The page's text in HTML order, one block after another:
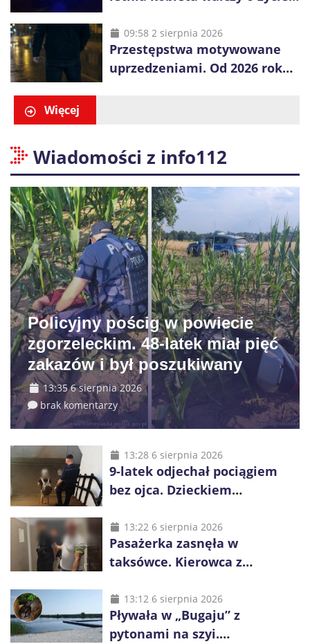
obywatela Ukrainy
09:58 2 sierpnia 2026
Przestępstwa motywowane
uprzedzeniami. Od 2026 roku
Więcej
Wiadomości z info112
Policyjny pościg w powiecie
zgorzeleckim. 48-latek miał pięć
zakazów i był poszukiwany
13:35 6 sierpnia 2026
brak komentarzy
13:28 6 sierpnia 2026
9-latek odjechał pociągiem
bez ojca. Dzieckiem
i kierownik składu
13:22 6 sierpnia 2026
Pasażerka zasnęła w
taksówce. Kierowca z
na obrzeża Wrocławia
13:12 6 sierpnia 2026
Pływała w „Bugaju” z
pytonami na szyi.